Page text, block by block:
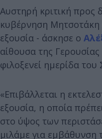
Αυστηρή κριτική προς
κυβέρνηση Μητσοτάκη
εξουσία - άσκησε ο
αίθουσα της
φιλοξενεί ημερίδα
«Επιβάλλεται η
εξουσία, η οποία
στο ύψος των
μιλάμε για εμβάθυνση